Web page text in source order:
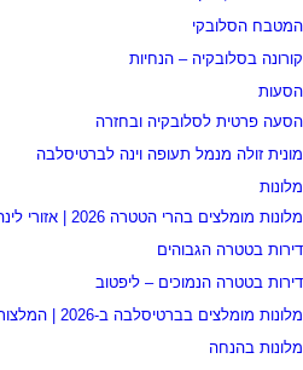
המטבח הסלובקי
קורונה בסלובקיה – הנחיות
הסעות
הסעה פרטית לסלובקיה ובחזרה
מונית זולה מנמל תעופה וינה לברטיסלבה
מלונות
מלונות מומלצים בהרי הטטרה 2026 | אזורי לינה והמלצות מטיילים
דירות בטטרה הגבוהים
דירות בטטרה הנמוכים – ליפטוב
מלונות מומלצים בברטיסלבה ב-2026 | המלצות מקומיים
מלונות בהנחה